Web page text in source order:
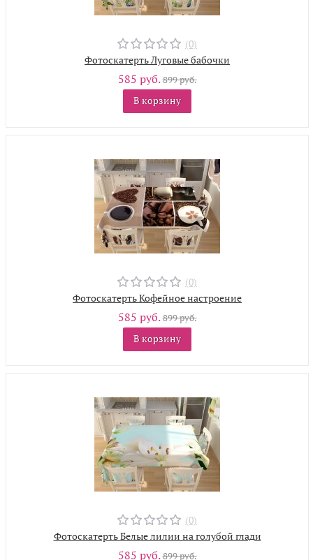
(0)
Фотоскатерть Луговые бабочки
585 руб.899 руб.
В корзину
(0)
Фотоскатерть Кофейное настроение
585 руб.899 руб.
В корзину
(0)
Фотоскатерть Белые лилии на голубой глади
585 руб.899 руб.